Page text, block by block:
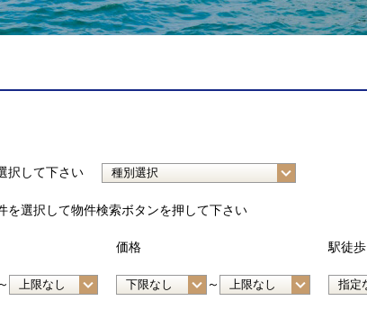
択して下さい
を選択して物件検索ボタンを押して下さい
～
価格
～
駅徒歩